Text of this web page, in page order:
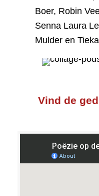
Boer, Robin
Senna Laura
Mulder en
Vind de